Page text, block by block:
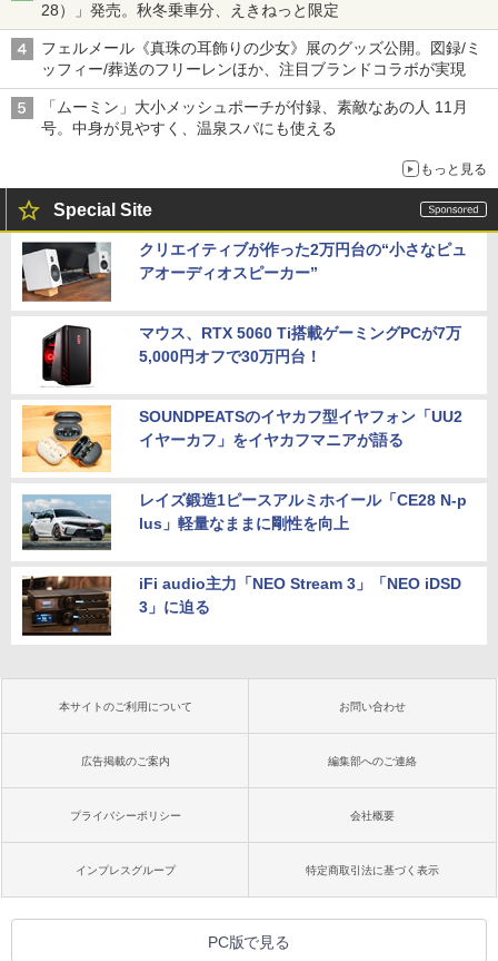
28）」発売。秋冬乗車分、えきねっと限定
フェルメール《真珠の耳飾りの少女》展のグッズ公開。図録/ミ
ッフィー/葬送のフリーレンほか、注目ブランドコラボが実現
「ムーミン」大小メッシュポーチが付録、素敵なあの人 11月
号。中身が見やすく、温泉スパにも使える
もっと見る
Special Site
クリエイティブが作った2万円台の“小さなピュ
アオーディオスピーカー”
マウス、RTX 5060 Ti搭載ゲーミングPCが7万
5,000円オフで30万円台！
SOUNDPEATSのイヤカフ型イヤフォン「UU2
イヤーカフ」をイヤカフマニアが語る
レイズ鍛造1ピースアルミホイール「CE28 N-p
lus」軽量なままに剛性を向上
iFi audio主力「NEO Stream 3」「NEO iDSD
3」に迫る
本サイトのご利用について お問い合わせ
広告掲載のご案内 編集部へのご連絡
プライバシーポリシー 会社概要
インプレスグループ 特定商取引法に基づく表示
PC版で見る